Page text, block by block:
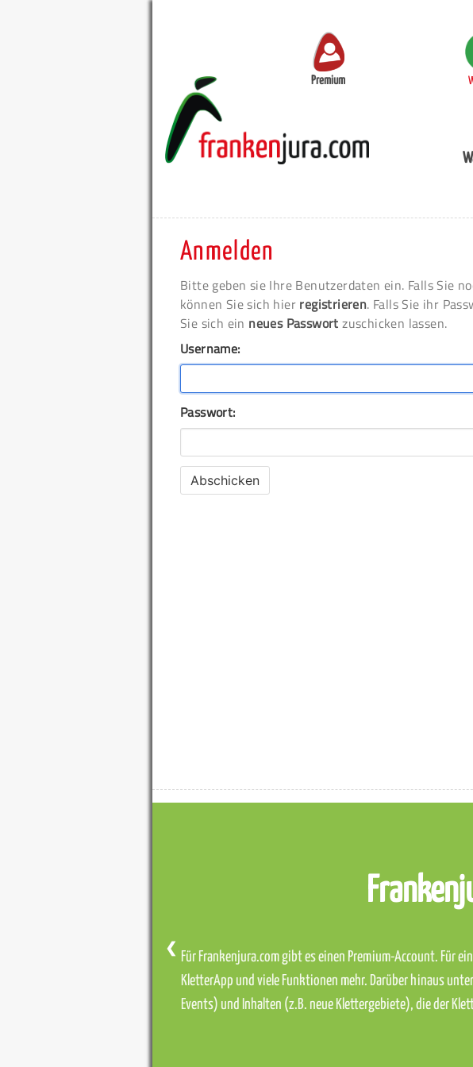
Premium
Anmelden
Bitte geben sie Ihre Benutzerdaten ein. Falls Sie
können Sie sich hier registrieren. Falls Sie ihr
Sie sich ein neues Passwort zuschicken lassen.
Username:
Passwort:
Für Frankenjura.com gibt es einen Premium-Account. Für
KletterApp und viele Funktionen mehr. Darüber hinaus
Events) und Inhalten (z.B. neue Klettergebiete), die der
❮